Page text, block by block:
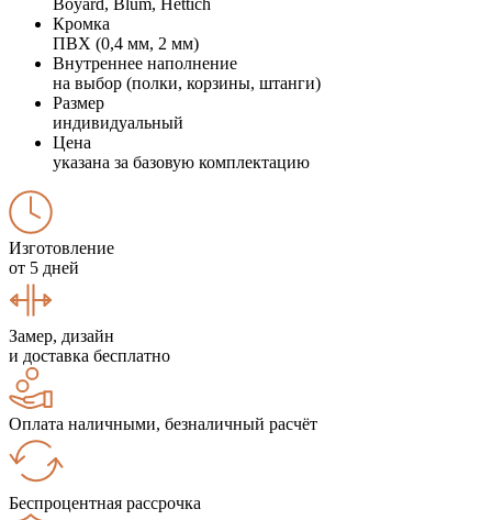
Кромка
ПВХ (0,4 мм, 2 мм)
Внутреннее наполнение
на выбор (полки, корзины, штанги)
Размер
индивидуальный
Цена
указана за базовую комплектацию
Изготовление
от 5 дней
Замер, дизайн
и доставка бесплатно
Оплата наличными, безналичный расчёт
Беспроцентная рассрочка